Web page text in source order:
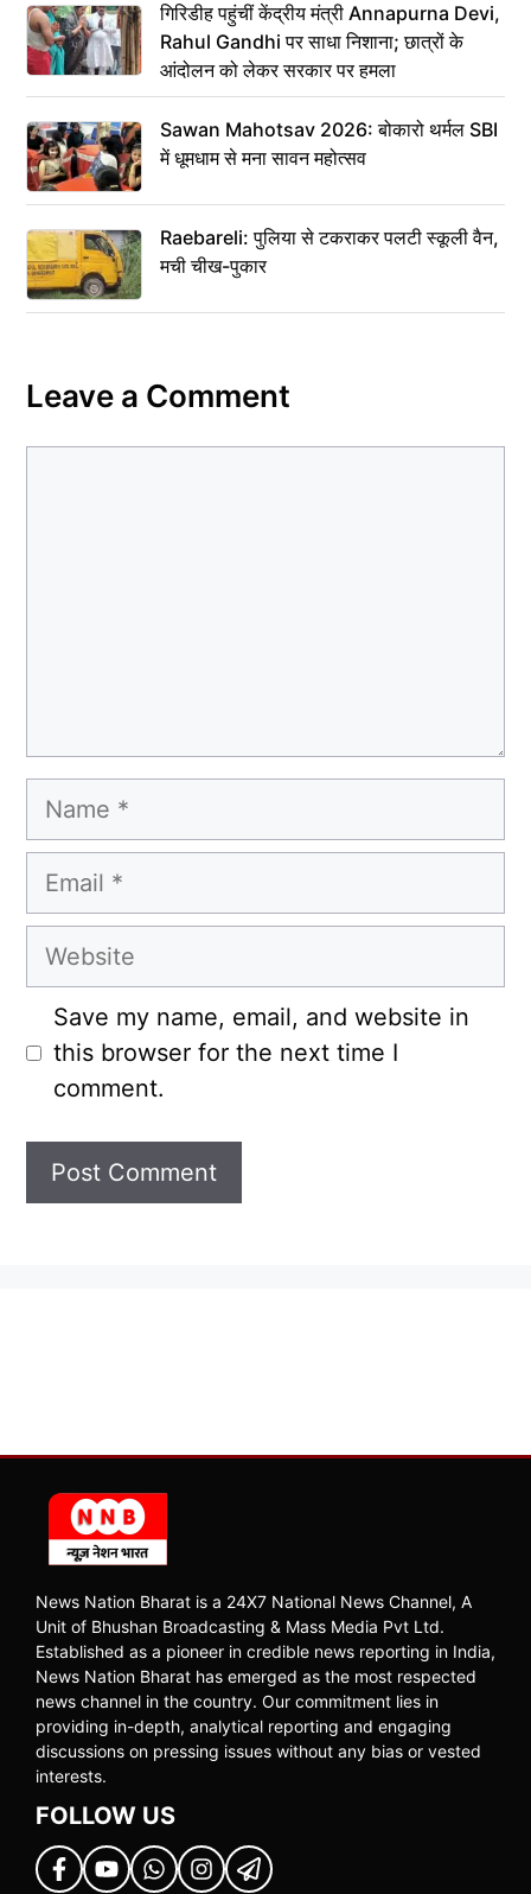
गिरिडीह पहुंचीं केंद्रीय मंत्री Annapurna Devi,
Rahul Gandhi पर साधा निशाना; छात्रों के
आंदोलन को लेकर सरकार पर हमला
Sawan Mahotsav 2026: बोकारो थर्मल SBI
में धूमधाम से मना सावन महोत्सव
Raebareli: पुलिया से टकराकर पलटी स्कूली वैन,
मची चीख-पुकार
Leave a Comment
Name
Email
Website
Save my name, email, and website in
this browser for the next time I
comment.
News Nation Bharat is a 24X7 National News Channel, A
Unit of Bhushan Broadcasting & Mass Media Pvt Ltd.
Established as a pioneer in credible news reporting in India,
News Nation Bharat has emerged as the most respected
news channel in the country. Our commitment lies in
providing in-depth, analytical reporting and engaging
discussions on pressing issues without any bias or vested
interests.
FOLLOW US